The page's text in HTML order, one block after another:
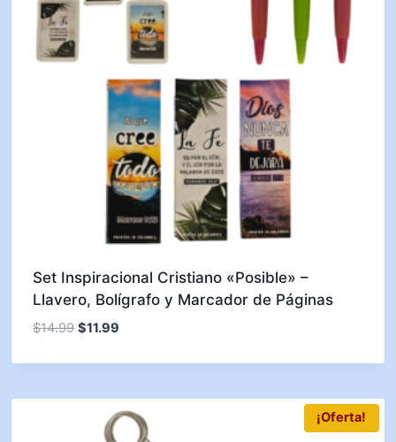
Set Inspiracional Cristiano «Posible» –
Llavero, Bolígrafo y Marcador de Páginas
$14.99 $11.99
¡Oferta!